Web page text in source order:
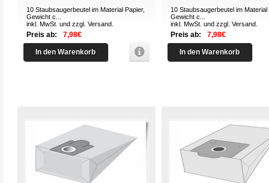
10 Staubsaugerbeutel im Material Papier,
Gewicht c...
inkl. MwSt. und zzgl.Versand
Preis ab: 7,98€
In den Warenkorb
10 Staubsaugerbeutel im Material
Gewicht c...
inkl. MwSt. und zzgl.Versand
Preis ab: 7,98€
In den Warenkorb